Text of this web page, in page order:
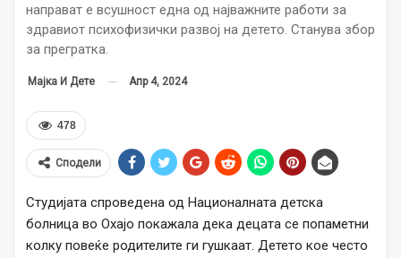
направат е всушност една од најважните работи за
здравиот психофизички развој на детето. Станува збор
за прегратка.
Мајка И Дете Апр 4, 2024
478
Сподели
Студијата спроведена од Националната детска
болница во Охајо покажала дека децата се попаметни
колку повеќе родителите ги гушкаат. Детето кое често